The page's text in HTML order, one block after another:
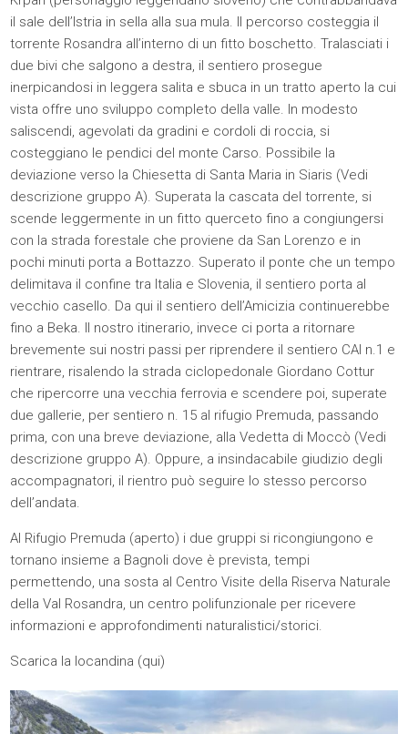
il sale dell’Istria in sella alla sua mula. Il percorso costeggia il
torrente Rosandra all’interno di un fitto boschetto. Tralasciati i
due bivi che salgono a destra, il sentiero prosegue
inerpicandosi in leggera salita e sbuca in un tratto aperto la cui
vista offre uno sviluppo completo della valle. In modesto
saliscendi, agevolati da gradini e cordoli di roccia, si
costeggiano le pendici del monte Carso. Possibile la
deviazione verso la Chiesetta di Santa Maria in Siaris (Vedi
descrizione gruppo A). Superata la cascata del torrente, si
scende leggermente in un fitto querceto fino a congiungersi
con la strada forestale che proviene da San Lorenzo e in
pochi minuti porta a Bottazzo. Superato il ponte che un tempo
delimitava il confine tra Italia e Slovenia, il sentiero porta al
vecchio casello. Da qui il sentiero dell’Amicizia continuerebbe
fino a Beka. Il nostro itinerario, invece ci porta a ritornare
brevemente sui nostri passi per riprendere il sentiero CAI n.1 e
rientrare, risalendo la strada ciclopedonale Giordano Cottur
che ripercorre una vecchia ferrovia e scendere poi, superate
due gallerie, per sentiero n. 15 al rifugio Premuda, passando
prima, con una breve deviazione, alla Vedetta di Moccò (Vedi
descrizione gruppo A). Oppure, a insindacabile giudizio degli
accompagnatori, il rientro può seguire lo stesso percorso
dell’andata.
Al Rifugio Premuda (aperto) i due gruppi si ricongiungono e
tornano insieme a Bagnoli dove è prevista, tempi
permettendo, una sosta al Centro Visite della Riserva Naturale
della Val Rosandra, un centro polifunzionale per ricevere
informazioni e approfondimenti naturalistici/storici.
Scarica la locandina (qui)